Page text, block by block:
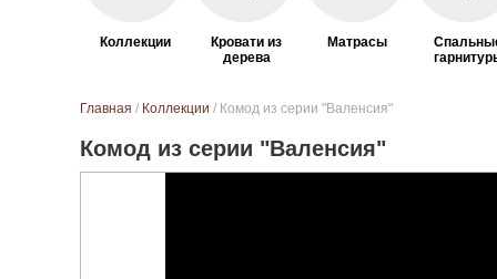
Коллекции
Кровати из
дерева
Матрасы
Вы здесь
Главная / Коллекции / Комод из серии "Валенсия"
Комод из серии "Валенсия"